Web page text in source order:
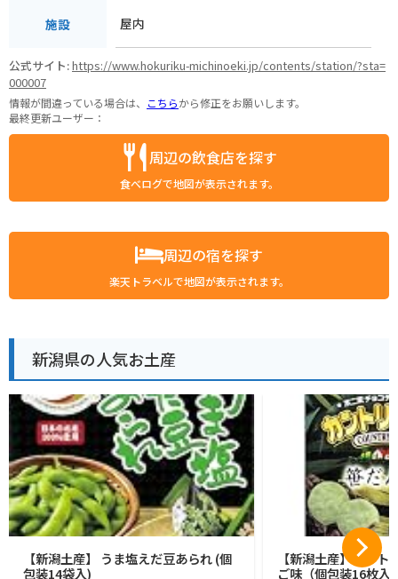
施設 屋内
公式サイト:https://www.hokuriku-michinoeki.jp/contents/station/?sta=
000007
情報が間違っている場合は、 こちらから修正をお願いします。
最終更新ユーザー：
周辺の飲食店を探す
食べログで地図が表示されます。
周辺の宿を探す
楽天トラベルで地図が表示されます。
新潟県の人気お土産
【新潟土産】 うま塩えだ豆あられ (個
包装14袋入)
【新潟土産】カント
ご味（個包装16枚